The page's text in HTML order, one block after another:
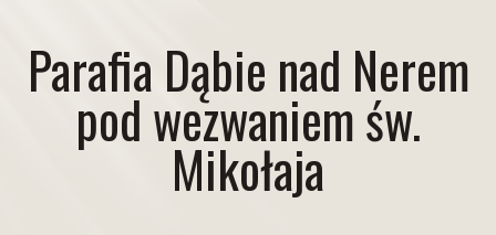
Parafia Dąbie nad Nerem
pod wezwaniem św.
Mikołaja